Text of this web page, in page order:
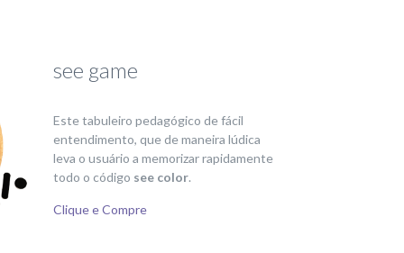
see game
Este tabuleiro pedagógico de fácil
entendimento, que de maneira lúdica
leva o usuário a memorizar rapidamente
todo o código see color.
Clique e Compre